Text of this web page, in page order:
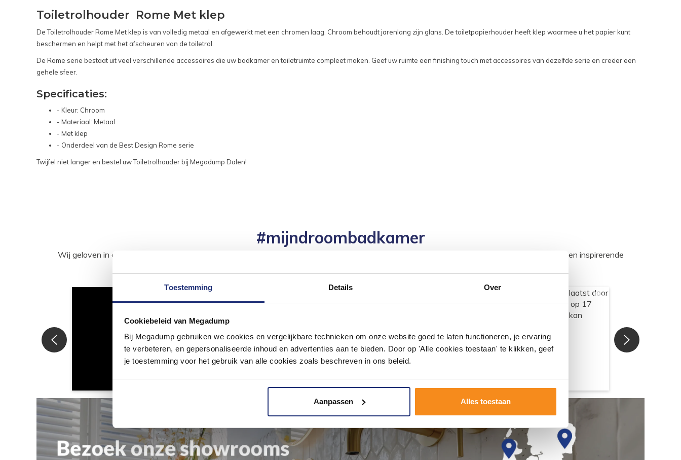
Toestemming Details Over
Cookiebeleid van Megadump
Bij Megadump gebruiken we cookies en vergelijkbare technieken om onze website goed te laten functioneren, je ervaring
te verbeteren, en gepersonaliseerde inhoud en advertenties aan te bieden. Door op 'Alle cookies toestaan' te klikken, geef
je toestemming voor het gebruik van alle cookies zoals beschreven in ons beleid.
Aanpassen Alles toestaan
Toiletrolhouder Rome Met klep
De Toiletrolhouder Rome Met klep is van volledig metaal en afgewerkt met een chromen laag. Chroom behoudt jarenlang zijn glans. De toiletpapierhouder heeft klep waarmee u het papier kunt
beschermen en helpt met het afscheuren van de toiletrol.
De Rome serie bestaat uit veel verschillende accessoires die uw badkamer en toiletruimte compleet maken. Geef uw ruimte een finishing touch met accessoires van dezelfde serie en creëer een
gehele sfeer.
Specificaties:
- Kleur: Chroom
- Materiaal: Metaal
- Met klep
- Onderdeel van de Best Design Rome serie
Twijfel niet langer en bestel uw Toiletrolhouder bij Megadump Dalen!
#mijndroombadkamer
Wij geloven in de kracht van delen. Deel jouw badkamer op Instagram met #mijndroombadkamer en tag @megadumpnl. Samen bouwen we een inspirerende